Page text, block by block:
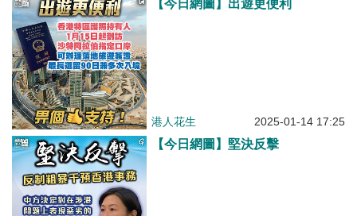
【今日網圖】出遊更便利
港人花生 2025-01-14 17:25
【今日網圖】堅決反擊